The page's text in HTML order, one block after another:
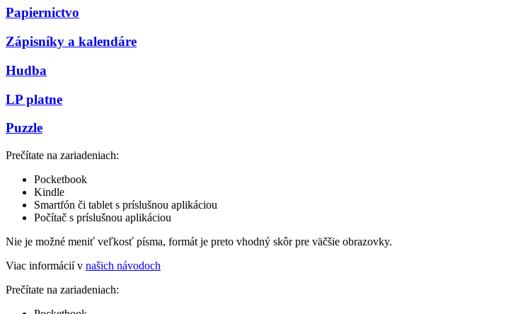
Papiernictvo
Zápisníky a kalendáre
Hudba
LP platne
Puzzle
Prečítate na zariadeniach:
Pocketbook
Kindle
Smartfón či tablet s príslušnou aplikáciou
Počítač s príslušnou aplikáciou
Nie je možné meniť veľkosť písma, formát je preto vhodný skôr pre väčšie obrazovky.
Viac informácií v našich návodoch
Prečítate na zariadeniach: